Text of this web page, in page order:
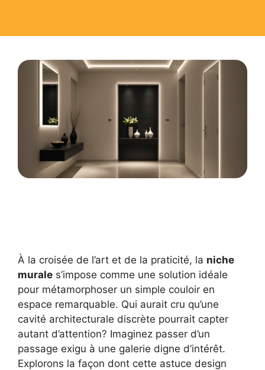
À la croisée de l’art et de la praticité, la niche
murale s’impose comme une solution idéale
pour métamorphoser un simple couloir en
espace remarquable. Qui aurait cru qu’une
cavité architecturale discrète pourrait capter
autant d’attention? Imaginez passer d’un
passage exigu à une galerie digne d’intérêt.
Explorons la façon dont cette astuce design